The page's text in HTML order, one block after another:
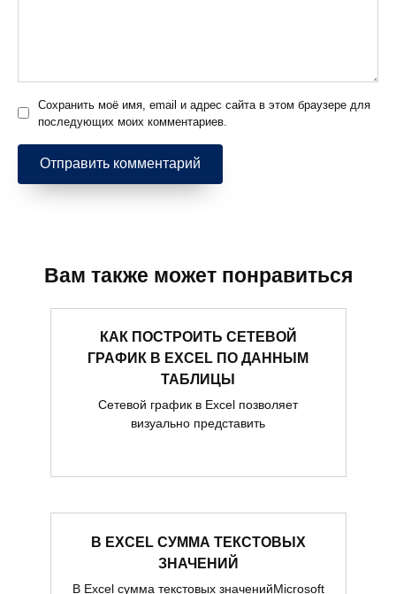
Сохранить моё имя, email и адрес сайта в этом браузере для
последующих моих комментариев.
Вам также может понравиться
КАК ПОСТРОИТЬ СЕТЕВОЙ
ГРАФИК В EXCEL ПО ДАННЫМ
ТАБЛИЦЫ
Сетевой график в Excel позволяет
визуально представить
В EXCEL СУММА ТЕКСТОВЫХ
ЗНАЧЕНИЙ
В Excel сумма текстовых значенийMicrosoft